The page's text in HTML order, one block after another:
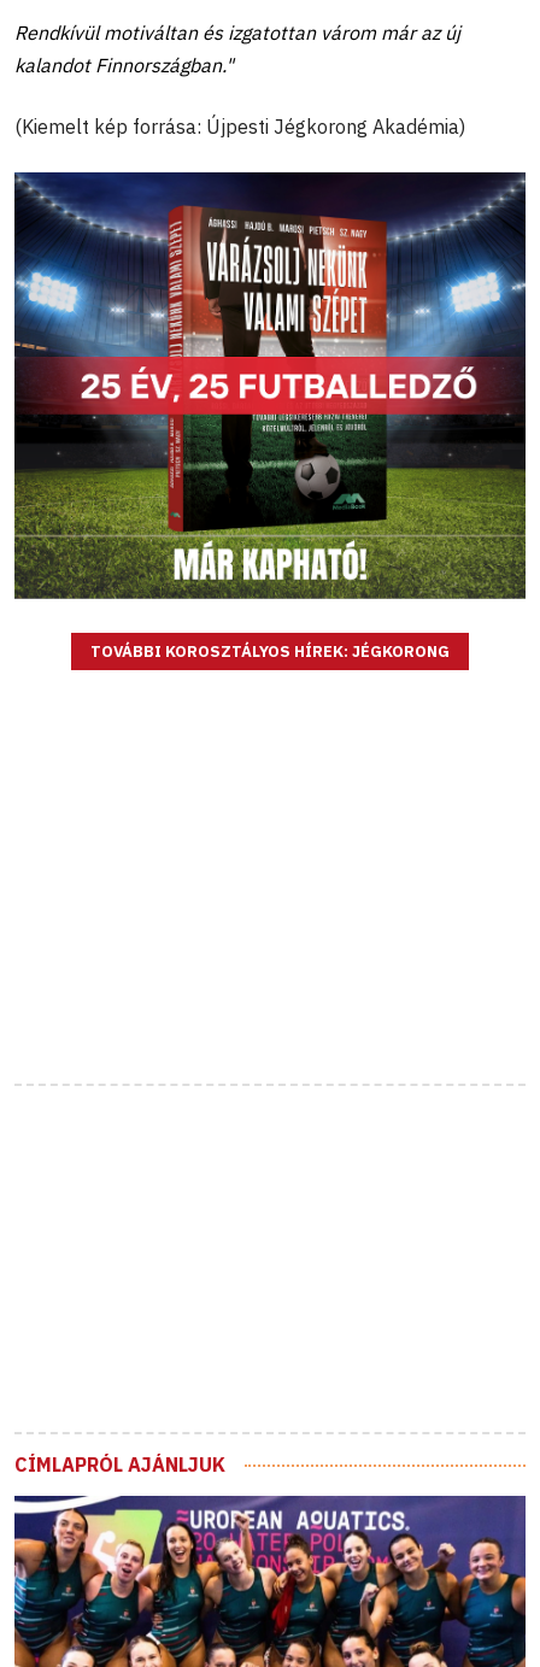
Rendkívül motiváltan és izgatottan várom már az új
kalandot Finnországban."
(Kiemelt kép forrása: Újpesti Jégkorong Akadémia)
TOVÁBBI KOROSZTÁLYOS HÍREK: JÉGKORONG
CÍMLAPRÓL AJÁNLJUK